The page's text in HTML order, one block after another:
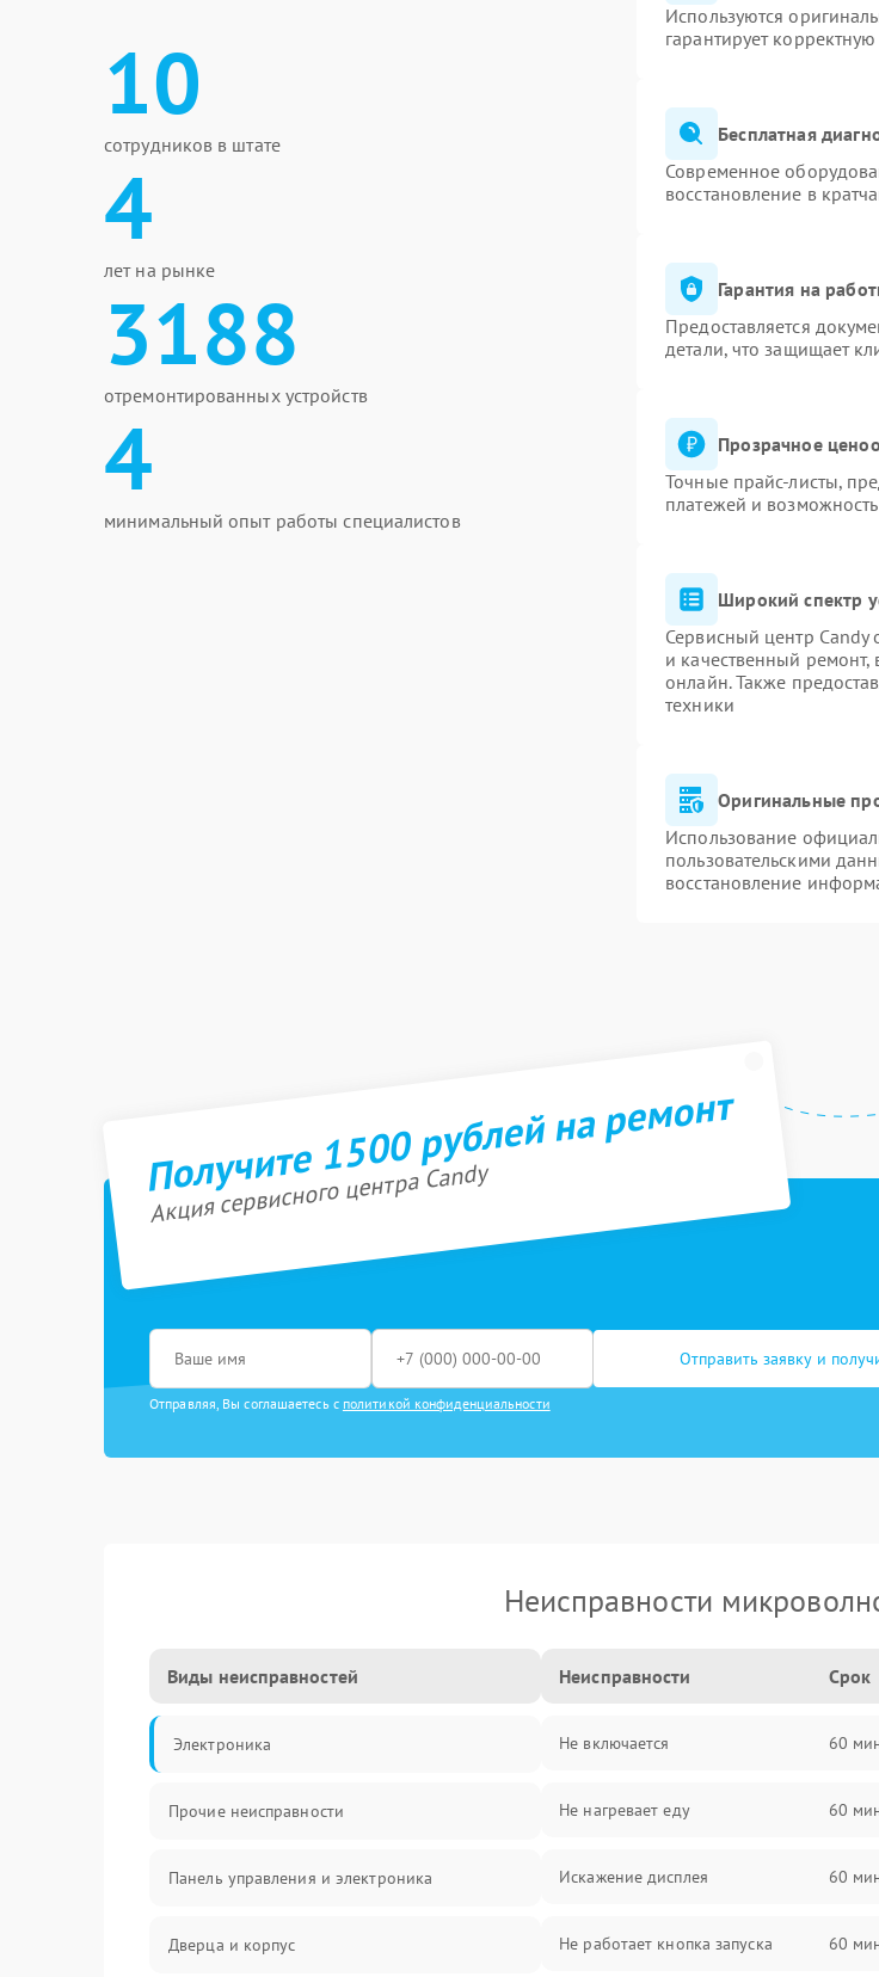
10
сотрудников в штате
4
лет на рынке
3188
отремонтированных устройств
4
минимальный опыт работы специалистов
Используются
гарантирует
Бесплатная
Современное
восстановление в
Гарантия на
Предоставляется
детали, что защищает
Прозрачное
Точные прайс-листы,
платежей и
Широкий спектр
Сервисный центр Candy
и качественный ремонт,
онлайн. Также
техники
Оригинальные
Использование
пользовательскими
восстановление
Получите 1500 рублей на ремонт
Акция сервисного центра Candy
Отправить заявку и
Отправляя, Вы соглашаетесь с политикой конфиденциальности
Неисправности
Виды неисправностей
Электроника
Прочие неисправности
Панель управления и электроника
Дверца и корпус
Неисправности Срок
Не включается 60
Не нагревает еду 60
Искажение дисплея 60
Не работает кнопка запуска 60